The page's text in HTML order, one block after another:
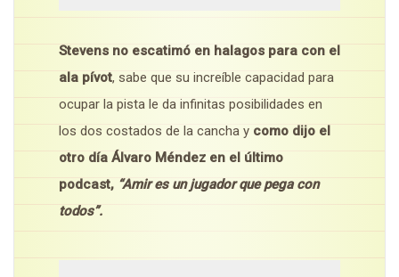
Stevens no escatimó en halagos para con el
ala pívot, sabe que su increíble capacidad para
ocupar la pista le da infinitas posibilidades en
los dos costados de la cancha y como dijo el
otro día Álvaro Méndez en el último
podcast, “Amir es un jugador que pega con
todos”.